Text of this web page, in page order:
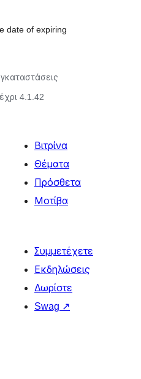
date of expiring
4.1.42
Βιτρίνα
Θέματα
Πρόσθετα
Μοτίβα
Συμμετέχετε
Εκδηλώσεις
Δωρίστε
Swag ↗